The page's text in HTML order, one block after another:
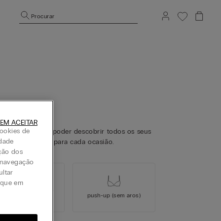
Procurar
guia para poder descobrir todos os seus
e o modelo para cada ocasião.
push-up (sem aros)
de
dos
em
ACEITAR